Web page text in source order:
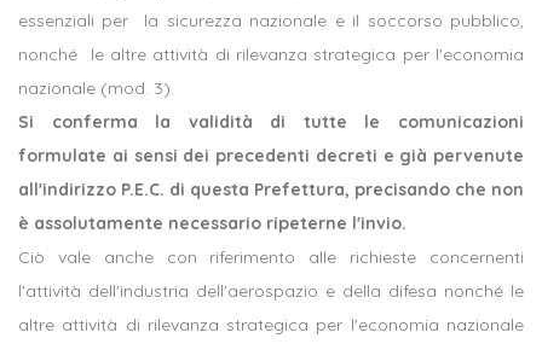
essenziali per la sicurezza nazionale e il soccorso pubblico,
nonché le altre attività di rilevanza strategica per l'economia
nazionale (mod. 3).
Si conferma la validità di tutte le comunicazioni
formulate ai sensi dei precedenti decreti e già pervenute
all'indirizzo P.E.C. di questa Prefettura, precisando che non
è assolutamente necessario ripeterne l'invio.
Ciò vale anche con riferimento alle richieste concernenti
l'attività dell'industria dell'aerospazio e della difesa nonché le
altre attività di rilevanza strategica per l'economia nazionale